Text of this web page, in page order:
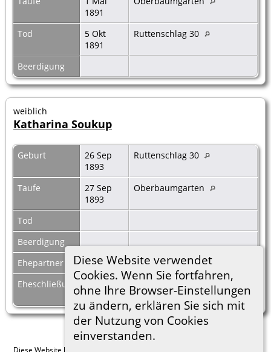
Diese Website verwendet
Cookies. Wenn Sie fortfahren,
ohne Ihre Browser-Einstellungen
zu ändern, erklären Sie sich mit
der Nutzung von Cookies
einverstanden.
1891
Tod
5 Okt
1891
Ruttenschlag 30
Beerdigung
weiblich
Katharina Soukup
Geburt
26 Sep
1893
Ruttenschlag 30
Taufe
27 Sep
1893
Oberbaumgarten
Tod
Beerdigung
Ehepartner
Vincenc Garhöfer|F8132
Eheschließung
30 Jan
1922
Oberbaumgarten
Diese Website läuft mit